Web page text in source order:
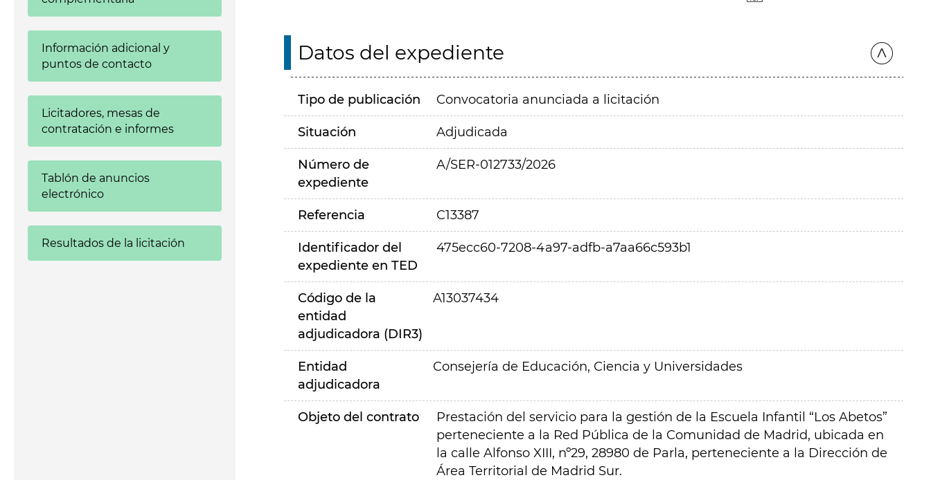
Información adicional y
puntos de contacto
Licitadores, mesas de
contratación e informes
Tablón de anuncios
electrónico
Resultados de la licitación
Datos del expediente
Tipo de publicación Convocatoria anunciada a licitación
Situación Adjudicada
Número de
expediente
A/SER-012733/2026
Referencia C13387
Identificador del
expediente en TED
475ecc60-7208-4a97-adfb-a7aa66c593b1
Código de la
entidad
adjudicadora (DIR3)
A13037434
Entidad
adjudicadora
Consejería de Educación, Ciencia y Universidades
Objeto del contrato
Prestación del servicio para la gestión de la Escuela Infantil “Los Abetos”
perteneciente a la Red Pública de la Comunidad de Madrid, ubicada en
la calle Alfonso XIII, nº29, 28980 de Parla, perteneciente a la Dirección de
Área Territorial de Madrid Sur.